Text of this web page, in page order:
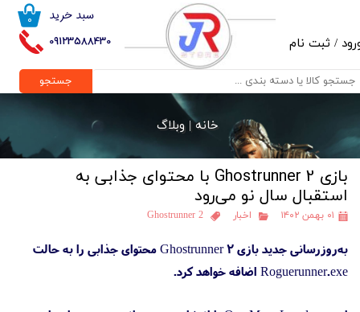
09123588430
۰ سبد خرید
/ ثبت نام
حساب کاربری من
تغییر گذر واژه
خروج از حساب کاربری
جستجو
خانه |وبلاگ
بازی Ghostrunner 2 با محتوای جذابی به
استقبال سال نو می‌رود
۰۱ بهمن ۱۴۰۲ اخبار Ghostrunner 2
به‌روزرسانی جدید بازی Ghostrunner 2 محتوای جذابی را به حالت
Roguerunner.exe اضافه خواهد کرد.